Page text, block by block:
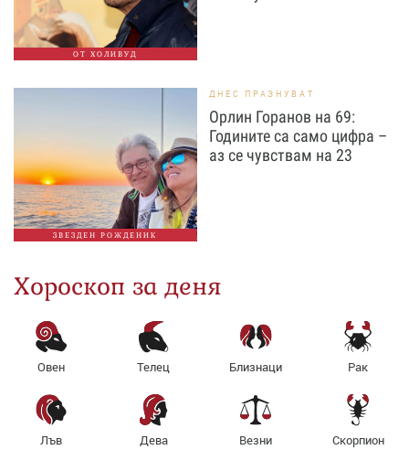
ОТ ХОЛИВУД
ЗВЕЗДЕН РОЖДЕНИК
ДНЕС ПРАЗНУВАТ
Орлин Горанов на 69:
Годините са само цифра –
аз се чувствам на 23
Хороскоп за деня
Овен Телец Близнаци Рак
Лъв Дева Везни Скорпион